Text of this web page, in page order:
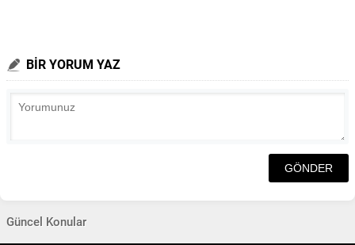
BİR YORUM YAZ
Güncel Konular